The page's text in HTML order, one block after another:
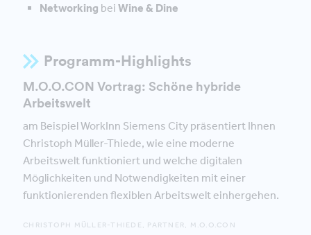
Networking bei Wine & Dine
Programm-Highlights
M.O.O.CON Vortrag: Schöne hybride
Arbeitswelt
am Beispiel WorkInn Siemens City präsentiert Ihnen
Christoph Müller-Thiede, wie eine moderne
Arbeitswelt funktioniert und welche digitalen
Möglichkeiten und Notwendigkeiten mit einer
funktionierenden flexiblen Arbeitswelt einhergehen.
CHRISTOPH MÜLLER-THIEDE, PARTNER, M.O.O.CON